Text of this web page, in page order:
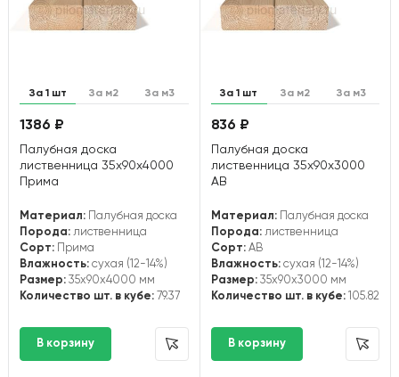
За 1 шт За м2 За м3
1386 ₽
Палубная доска
лиственница 35х90х4000
Прима
Материал: Палубная доска
Порода: лиственница
Сорт: Прима
Влажность: сухая (12-14%)
Размер: 35x90x4000 мм
Количество шт. в кубе: 79.37
За 1 шт За м2 За м3
836 ₽
Палубная доска
лиственница 35х90х3000
АВ
Материал:Палубная доска
Порода:лиственница
Сорт:АВ
Влажность:сухая (12-14%)
Размер:35x90x3000 мм
Количество шт. в кубе:105.82